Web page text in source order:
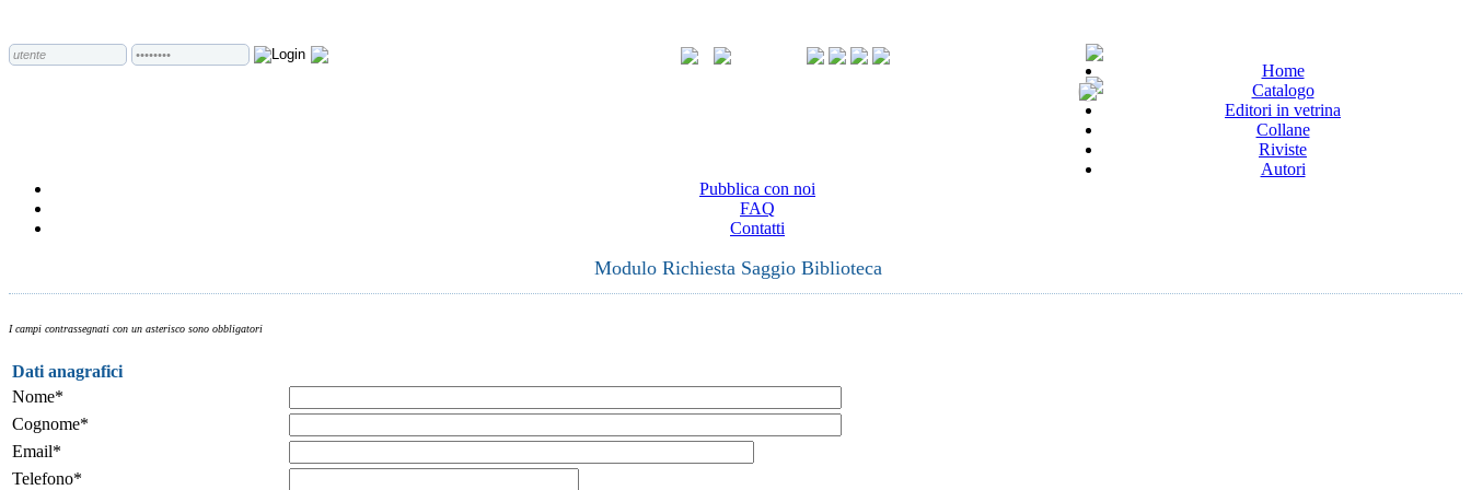
Home
Catalogo
Editori in vetrina
Collane
Riviste
Autori
Pubblica con noi
FAQ
Contatti
Modulo Richiesta Saggio Biblioteca
I campi contrassegnati con un asterisco sono obbligatori
Dati anagrafici
Nome*
Cognome*
Email*
Telefono*